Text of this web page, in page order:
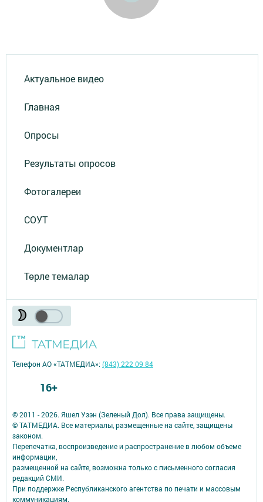
Актуальное видео
Главная
Опросы
Результаты опросов
Фотогалереи
СОУТ
Документлар
Төрле темалар
© 2011 - 2026. Яшел Узэн (Зеленый Дол). Все права защищены.
© ТАТМЕДИА. Все материалы, размещенные на сайте, защищены
законом.
Перепечатка, воспроизведение и распространение в любом объеме
информации,
размещенной на сайте, возможна только с письменного согласия
редакций СМИ.
При поддержке Республиканского агентства по печати и массовым
коммуникациям.
Телефон АО «ТАТМЕДИА»:(843) 222 09 84
16+